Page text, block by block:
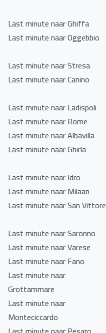
Last minute naar Ghiffa
Last minute naar Oggebbio
Last minute naar Stresa
Last minute naar Canino
Last minute naar Ladispoli
Last minute naar Rome
Last minute naar Albavilla
Last minute naar Ghirla
Last minute naar Idro
Last minute naar Milaan
Last minute naar San Vittore
Last minute naar Saronno
Last minute naar Varese
Last minute naar Fano
Last minute naar
Grottammare
Last minute naar
Monteciccardo